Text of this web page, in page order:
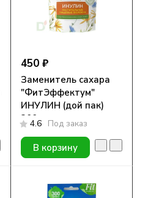
450 ₽
Заменитель сахара
"ФитЭффектум"
ИНУЛИН (дой пак)
200 гр.
4.6 Под заказ
В корзину